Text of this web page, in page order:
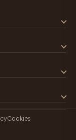
Cookies